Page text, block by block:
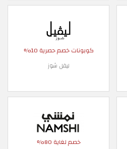
كوبونات خصم حصرية 10%
ليفل شوز
خصم لغاية 80%